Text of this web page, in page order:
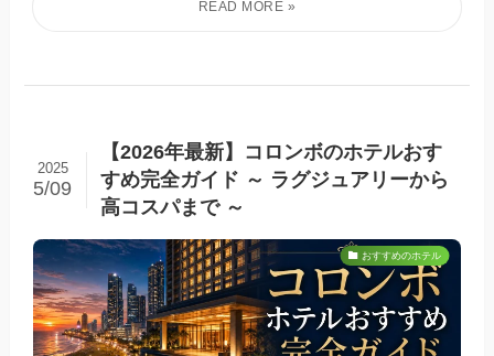
【2026年最新】コロンボのホテルおす
すめ完全ガイド ～ ラグジュアリーから
高コスパまで ～
2025
5/09
おすすめのホテル